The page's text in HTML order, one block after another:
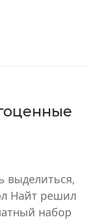
выделиться,
Найт решил
набор